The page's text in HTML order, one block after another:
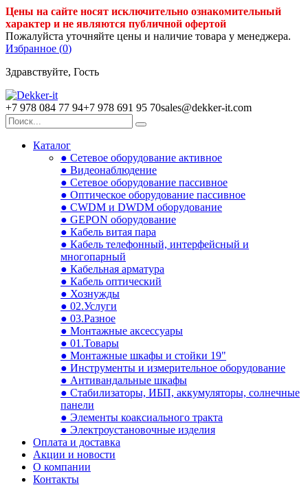
Цены на сайте носят исключительно ознакомительный
характер и не являются публичной офертой
Пожалуйста уточняйте цены и наличие товара у менеджера.
Избранное (0)
Здравствуйте, Гость
+7 978 084 77 94+7 978 691 95 70sales@dekker-it.com
Каталог
● Сетевое оборудование активное
● Видеонаблюдение
● Сетевое оборудование пассивное
● Оптическое оборудование пассивное
● CWDM и DWDM оборудование
● GEPON оборудование
● Кабель витая пара
● Кабель телефонный, интерфейсный и
многопарный
● Кабельная арматура
● Кабель оптический
● Хознужды
● 02.Услуги
● 03.Разное
● Монтажные аксессуары
● 01.Товары
● Монтажные шкафы и стойки 19"
● Инструменты и измерительное оборудование
● Антивандальные шкафы
● Стабилизаторы, ИБП, аккумуляторы, солнечные
панели
● Элементы коаксиального тракта
● Электроустановочные изделия
Оплата и доставка
Акции и новости
О компании
Контакты